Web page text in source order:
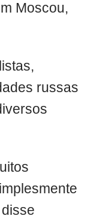
Moscou,
russas